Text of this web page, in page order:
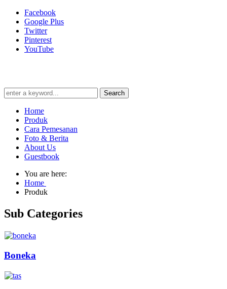
Facebook
Google Plus
Twitter
Pinterest
YouTube
Search
Home
Produk
Cara Pemesanan
Foto & Berita
About Us
Guestbook
You are here:
Home
Produk
Sub Categories
Boneka